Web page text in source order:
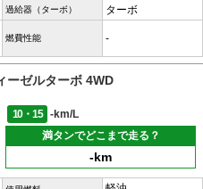
過給器（ターボ） ターボ
燃費性能 -
ーゼルターボ 4WD
10・15
-km/L
満タンでどこまで走る？
-km